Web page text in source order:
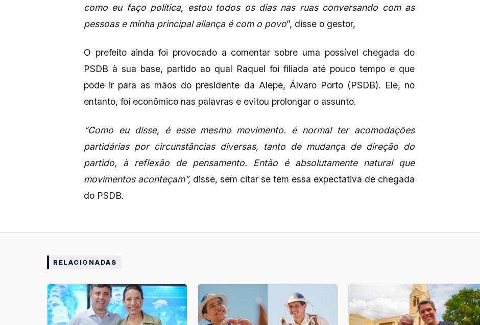
como eu faço política, estou todos os dias nas ruas conversando com as
pessoas e minha principal aliança é com o povo”, disse o gestor,
O prefeito ainda foi provocado a comentar sobre uma possível chegada do
PSDB à sua base, partido ao qual Raquel foi filiada até pouco tempo e que
pode ir para as mãos do presidente da Alepe, Álvaro Porto (PSDB). Ele, no
entanto, foi econômico nas palavras e evitou prolongar o assunto.
“Como eu disse, é esse mesmo movimento. é normal ter acomodações
partidárias por circunstâncias diversas, tanto de mudança de direção do
partido, à reflexão de pensamento. Então é absolutamente natural que
movimentos aconteçam”, disse, sem citar se tem essa expectativa de chegada
do PSDB.
RELACIONADAS